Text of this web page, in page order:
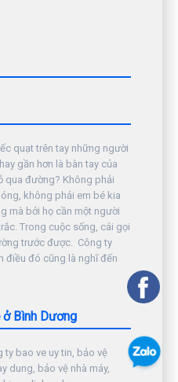
quạt trên tay những người
gần hơn là bàn tay của
qua đường? Không phải
không phải em bé kia
mà bởi họ cần một người
Trong cuộc sống, cái gọi
trước được. Công ty
điều đó cũng là nghĩ đến
Bình Dương
ty bao ve uy tin, bảo vệ
dung, bảo vệ nhà máy,